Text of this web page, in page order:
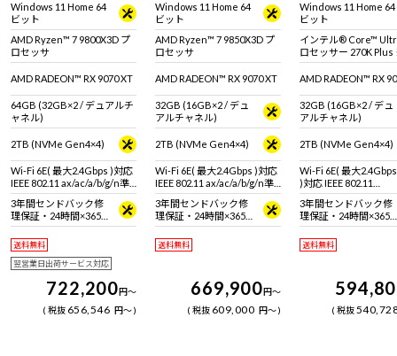
ゲーミングPC。快適なゲー
ムプレイや動画編集、配信
におすすめです。※モニタ・
マウス・キーボードは別売
りです。
Windows 11 Home 64
ビット
AMD Ryzen™ 7 9800X3D プ
ロセッサ
AMD RADEON™ RX 9070 XT
64GB (32GB×2 / デュアルチ
ャネル)
2TB (NVMe Gen4×4)
Wi-Fi 6E( 最大2.4Gbps )対応
IEEE 802.11 ax/ac/a/b/g/n準
拠 ＋ Bluetooth 5内蔵
3年間センドバック修
理保証・24時間×365
日電話サポート
送料無料
翌営業日出荷サービス対応
722,200円～
税抜 656,546 円～
いた方に、オリジナルノベ
ルティをプレゼント。
Windows 11 Home 64
ビット
AMD Ryzen™ 7 9850X3D プ
ロセッサ
AMD RADEON™ RX 9070 XT
32GB (16GB×2 / デュ
アルチャネル)
2TB (NVMe Gen4×4)
Wi-Fi 6E( 最大2.4Gbps )対応
IEEE 802.11 ax/ac/a/b/g/n準
拠 ＋ Bluetooth 5内蔵
3年間センドバック修
理保証・24時間×365
日電話サポート
送料無料
669,900円～
税抜 609,000 円～
9070 XT (16GB) を搭
ミドルハイクラスゲ
グPC。快適なゲーム
や動画編集、配信に
めです。
Windows 11 Home 64
ビット
インテル® Core™
ロセッサー 270K
動作
AMD RADEON™ RX
32GB (16GB×2 / デュ
アルチャネル)
2TB (NVMe Gen4×4)
Wi-Fi 6E( 最大2.4Gbps
)対応 IEEE 802.11
ax/ac/a/b/g/n準拠 ＋
Bluetooth 5内蔵
3年間センドバック修
理保証・24時間×365
日電話サポート
送料無料
税抜